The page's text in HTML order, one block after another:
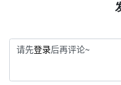
请先登录后再评论~